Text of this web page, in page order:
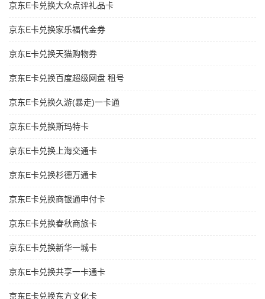
京东E卡兑换大众点评礼品卡
京东E卡兑换家乐福代金券
京东E卡兑换天猫购物券
京东E卡兑换百度超级网盘 租号
京东E卡兑换久游(暴走)一卡通
京东E卡兑换斯玛特卡
京东E卡兑换上海交通卡
京东E卡兑换杉德万通卡
京东E卡兑换商银通申付卡
京东E卡兑换春秋商旅卡
京东E卡兑换新华一城卡
京东E卡兑换共享一卡通卡
京东E卡兑换东方文化卡